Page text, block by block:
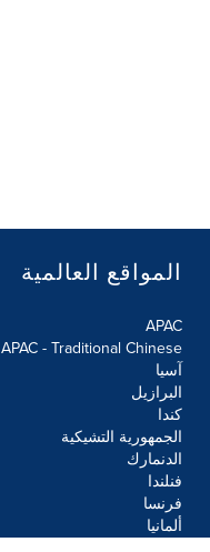
المواقع العالمية
APAC
APAC - Traditional Chinese
آسيا
البرازيل
كندا
الجمهورية التشيكية
الدنمارك
فنلندا
فرنسا
ألمانيا